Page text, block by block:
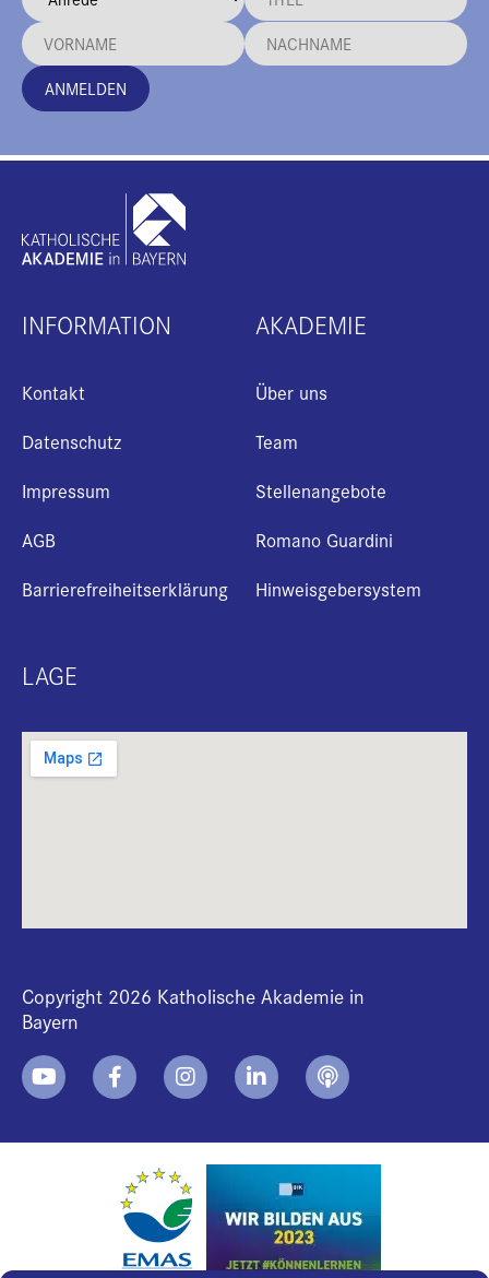
ANMELDEN
INFORMATION
Kontakt
Datenschutz
Impressum
AGB
Barrierefreiheitserklärung
AKADEMIE
Über uns
Team
Stellenangebote
Romano Guardini
Hinweisgebersystem
LAGE
Copyright 2026 Katholische Akademie in
Bayern